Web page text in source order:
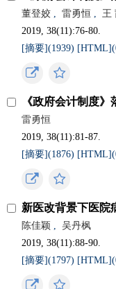
董登姣 , 雷勇恒 ,
王
2019, 38(11):76-80.
[摘要](1939) [HTML](
《政府会计制度
雷勇恒
2019, 38(11):81-87.
[摘要](1876) [HTML](
新医改背景下医院
陈佳颖 ,
吴丹枫
2019, 38(11):88-90.
[摘要](1797) [HTML](